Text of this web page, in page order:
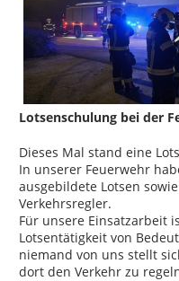
Lotsenschulung bei der
Dieses Mal stand eine
In unserer Feuerwehr
ausgebildete Lotsen
Verkehrsregler.
Für unsere Einsatzarbeit
Lotsentätigkeit von
niemand von uns stellt
dort den Verkehr zu